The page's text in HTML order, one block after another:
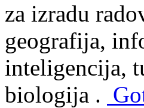
za izradu
geografija,
inteligencija,
biologija .